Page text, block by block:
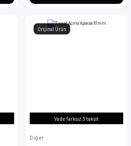
Orijinal Ürün
Vade farksız 3 taksit
Diğer